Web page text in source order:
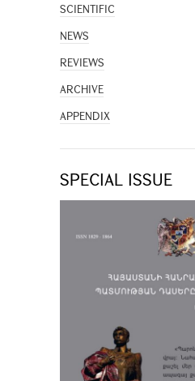
SCIENTIFIC
NEWS
REVIEWS
ARCHIVE
APPENDIX
SPECIAL ISSUE